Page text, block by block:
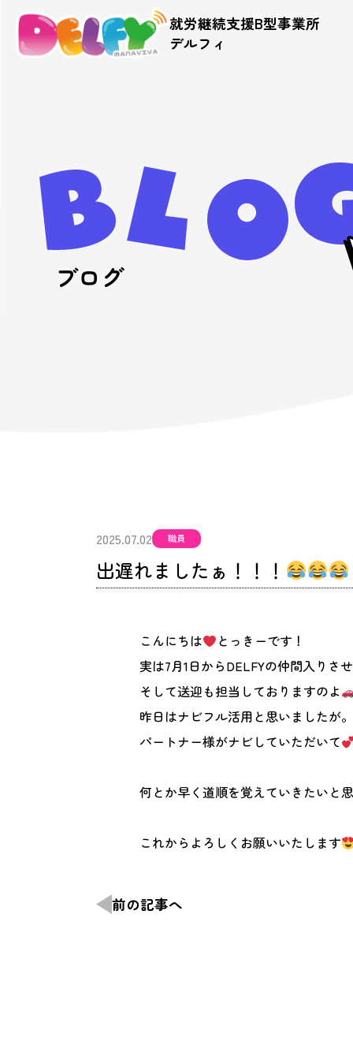
就労継続支援B型事業所
デルフィ
ブログ
2025.07.02 職員
出遅れましたぁ！！！
こんにちは
とっきーです！
実は7月1日からDELFYの仲間入りさ
そして送迎も担当しておりますのよ
昨日はナビフル活用と思いましたが
パートナー様がナビしていただいて
何とか早く道順を覚えていきたいと
これからよろしくお願いいたします
前の記事へ